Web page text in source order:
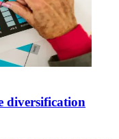
diversification